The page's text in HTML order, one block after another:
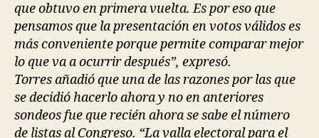
que obtuvo en primera vuelta. Es por eso que
pensamos que la presentación en votos válidos es
más conveniente porque permite comparar mejor
lo que va a ocurrir después”, expresó.
Torres añadió que una de las razones por las que
se decidió hacerlo ahora y no en anteriores
sondeos fue que recién ahora se sabe el número
de listas al Congreso. “La valla electoral para el